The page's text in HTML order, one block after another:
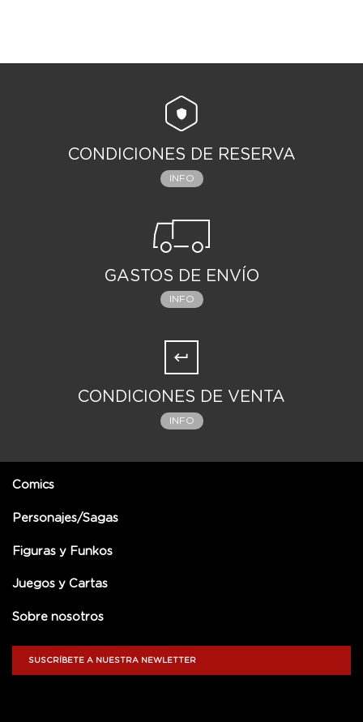
CONDICIONES DE RESERVA
INFO
GASTOS DE ENVÍO
INFO
CONDICIONES DE VENTA
INFO
Comics
Personajes/Sagas
Figuras y Funkos
Juegos y Cartas
Sobre nosotros
SUSCRÍBETE A NUESTRA NEWLETTER